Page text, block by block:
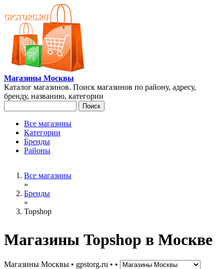
Перейти к основному содержанию
Магазины Москвы
Каталог магазинов. Поиск магазинов по району, адресу,
бренду, названию, категории
Главное меню
Все магазины
Категории
Бренды
Районы
Вы здесьВсе магазины
»
Бренды
»
Topshop
Магазины Topshop в Москве
Магазины Москвы • gpstorg.ru • •